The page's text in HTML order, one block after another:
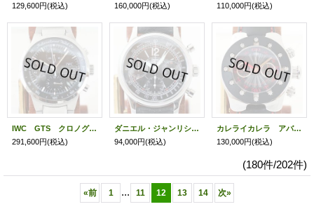
129,600円(税込)
160,000円(税込)
110,000円(税込)
IWC GTS クロノグラフ IW3707－008 黒文字盤
291,600円(税込)
ダニエル・ジャンリシャール タキメータークロノグラフ 25042 黒文字盤
94,000円(税込)
カレライカレラ アバロン クロノグラフ 452 12/235 黒文字盤 ラバーベゼル
130,000円(税込)
(180件/202件)
«前 1 ... 11 12 13 14 次»